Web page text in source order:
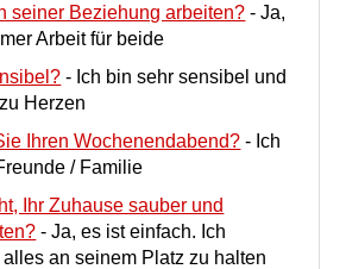
seiner Beziehung arbeiten? -Ja,
Arbeit für beide
- Ich bin sehr sensibel und
Herzen
Ihren Wochenendabend? - Ich
/ Familie
Ihr Zuhause sauber und
-Ja, es ist einfach. Ich
an seinem Platz zu halten